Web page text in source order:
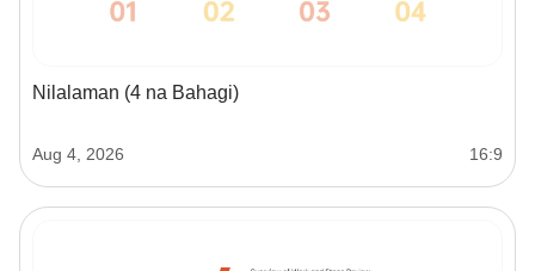
Nilalaman (4 na Bahagi)
Aug 4, 2026 16:9